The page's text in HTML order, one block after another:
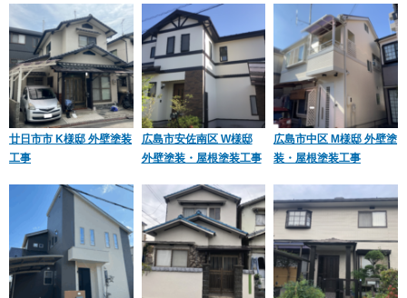
廿日市市 K様邸 外壁塗装
工事
広島市安佐南区 W様邸
外壁塗装・屋根塗装工事
広島市中区 M様邸 外壁塗
装・屋根塗装工事